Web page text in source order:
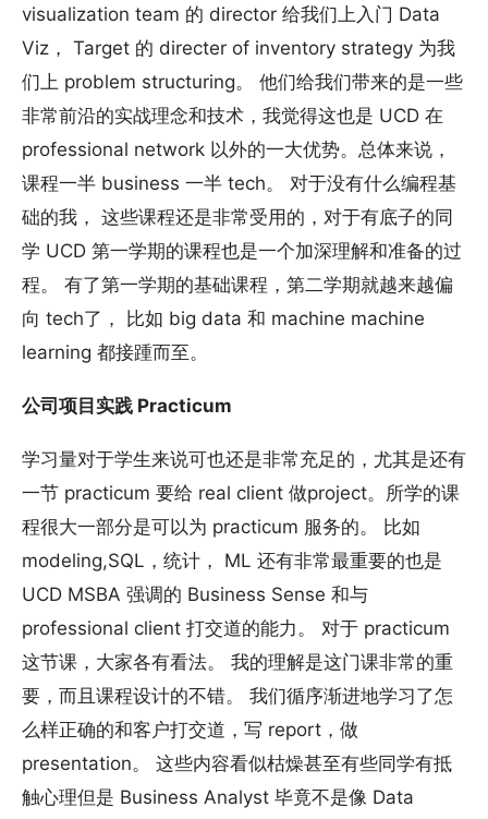
visualization team 的 director 给我们上入门 Data
Viz， Target 的 directer of inventory strategy 为我
们上 problem structuring。 他们给我们带来的是一些
非常前沿的实战理念和技术，我觉得这也是 UCD 在
professional network 以外的一大优势。总体来说，
课程一半 business 一半 tech。 对于没有什么编程基
础的我， 这些课程还是非常受用的，对于有底子的同
学 UCD 第一学期的课程也是一个加深理解和准备的过
程。 有了第一学期的基础课程，第二学期就越来越偏
向 tech了， 比如 big data 和 machine machine
learning 都接踵而至。
公司项目实践 Practicum
学习量对于学生来说可也还是非常充足的，尤其是还有
一节 practicum 要给 real client 做project。所学的课
程很大一部分是可以为 practicum 服务的。 比如
modeling,SQL，统计， ML 还有非常最重要的也是
UCD MSBA 强调的 Business Sense 和与
professional client 打交道的能力。 对于 practicum
这节课，大家各有看法。 我的理解是这门课非常的重
要，而且课程设计的不错。 我们循序渐进地学习了怎
么样正确的和客户打交道，写 report，做
presentation。 这些内容看似枯燥甚至有些同学有抵
触心理但是 Business Analyst 毕竟不是像 Data